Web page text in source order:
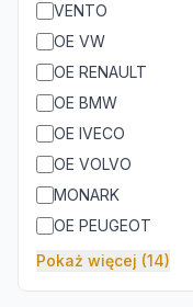
VENTO
OE VW
OE RENAULT
OE BMW
OE IVECO
OE VOLVO
MONARK
OE PEUGEOT
Pokaż więcej (14)